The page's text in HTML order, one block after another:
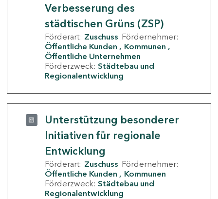
Verbesserung des
städtischen Grüns (ZSP)
Förderart: Zuschuss Fördernehmer:
Öffentliche Kunden
Kommunen
Öffentliche Unternehmen
Förderzweck: Städtebau und
Regionalentwicklung
Unterstützung besonderer
Initiativen für regionale
Entwicklung
Förderart: Zuschuss Fördernehmer:
Öffentliche Kunden
Kommunen
Förderzweck: Städtebau und
Regionalentwicklung